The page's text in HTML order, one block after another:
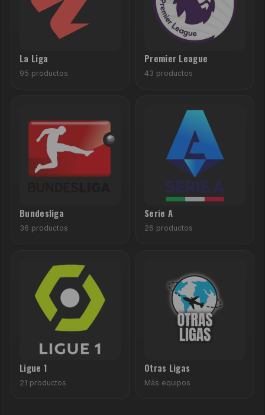
La Liga
95 productos
Premier League
43 productos
Bundesliga
36 productos
Serie A
26 productos
Ligue 1
21 productos
Otras Ligas
Más equipos